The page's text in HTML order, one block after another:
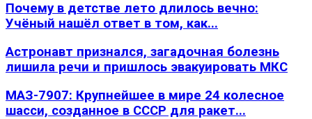
Почему в детстве лето длилось вечно:
Учёный нашёл ответ в том, как...
Астронавт признался, загадочная болезнь
лишила речи и пришлось эвакуировать МКС
МАЗ-7907: Крупнейшее в мире 24 колесное
шасси, созданное в СССР для ракет...